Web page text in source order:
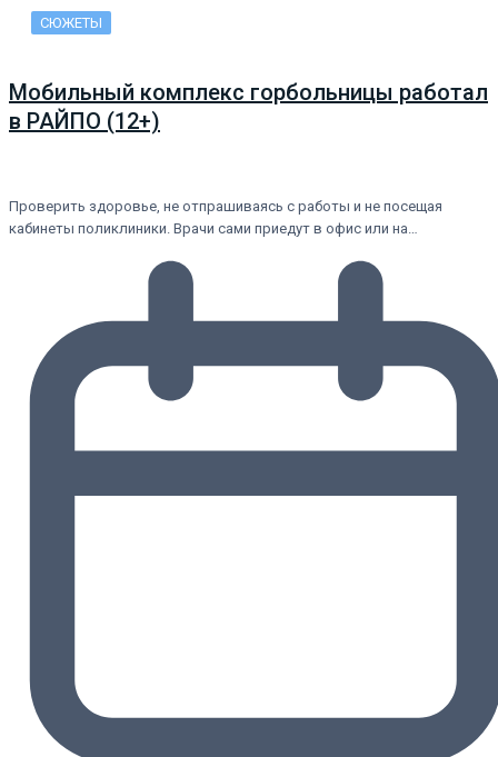
СЮЖЕТЫ
Мобильный комплекс горбольницы работал
в РАЙПО (12+)
Проверить здоровье, не отпрашиваясь с работы и не посещая
кабинеты поликлиники. Врачи сами приедут в офис или на…